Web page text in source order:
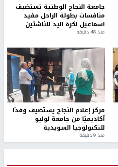
جامعة النجاح الوطنية تستضيف
منافسات بطولة الراحل مفيد
اسماعيل لكرة اليد للناشئين
منذ 48 دقيقة
مركز إعلام النجاح يستضيف وفدًا
أكاديميًا من جامعة لوليو
للتكنولوجيا السويدية
منذ 9 دقيقة